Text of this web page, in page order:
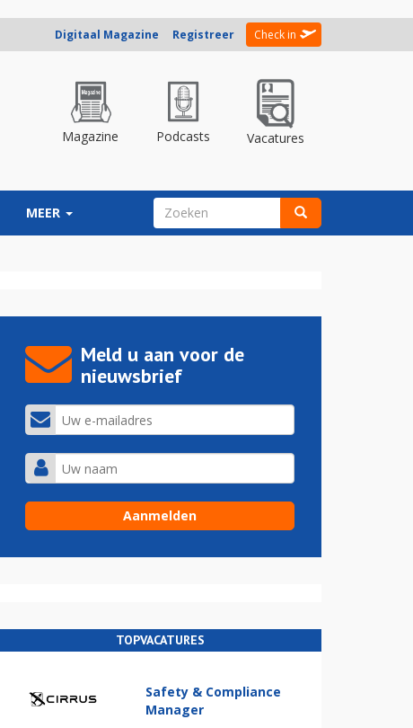
Digitaal Magazine Registreer Check in
Magazine Podcasts Vacatures
MEER ZOEKVELD
Meld u aan voor de
nieuwsbrief
TOPVACATURES
Safety & Compliance
Manager